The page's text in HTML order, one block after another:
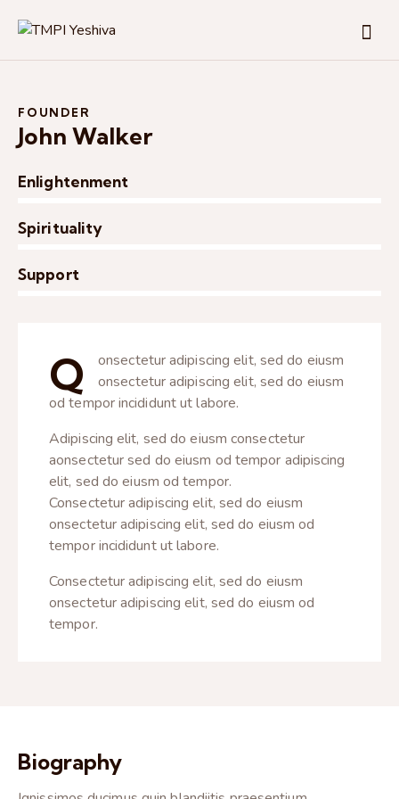
FOUNDER
John Walker
Enlightenment
Spirituality
Support
Q
onsectetur adipiscing elit, sed do eiusm
onsectetur adipiscing elit, sed do eiusm
od tempor incididunt ut labore.
Adipiscing elit, sed do eiusm consectetur
aonsectetur sed do eiusm od tempor adipiscing
elit, sed do eiusm od tempor.
Consectetur adipiscing elit, sed do eiusm
onsectetur adipiscing elit, sed do eiusm od
tempor incididunt ut labore.
Consectetur adipiscing elit, sed do eiusm
onsectetur adipiscing elit, sed do eiusm od
tempor.
Biography